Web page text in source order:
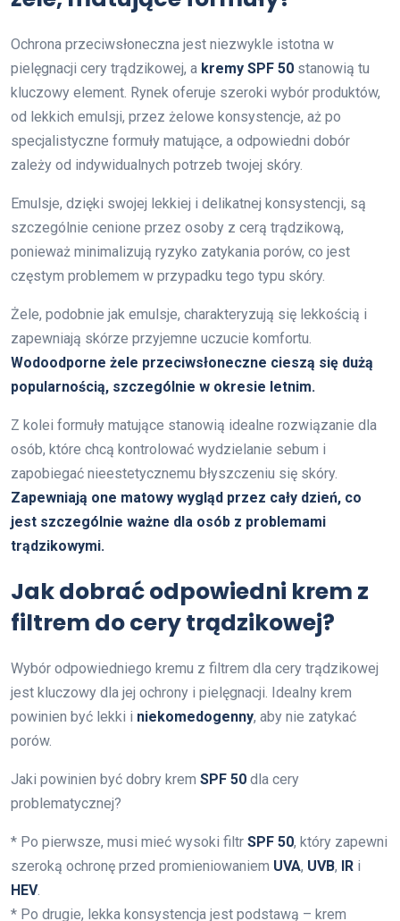
Ochrona przeciwsłoneczna jest niezwykle istotna w
pielęgnacji cery trądzikowej, a kremy SPF 50 stanowią tu
kluczowy element. Rynek oferuje szeroki wybór produktów,
od lekkich emulsji, przez żelowe konsystencje, aż po
specjalistyczne formuły matujące, a odpowiedni dobór
zależy od indywidualnych potrzeb twojej skóry.
Emulsje, dzięki swojej lekkiej i delikatnej konsystencji, są
szczególnie cenione przez osoby z cerą trądzikową,
ponieważ minimalizują ryzyko zatykania porów, co jest
częstym problemem w przypadku tego typu skóry.
Żele, podobnie jak emulsje, charakteryzują się lekkością i
zapewniają skórze przyjemne uczucie komfortu.
Wodoodporne żele przeciwsłoneczne cieszą się dużą
popularnością, szczególnie w okresie letnim.
Z kolei formuły matujące stanowią idealne rozwiązanie dla
osób, które chcą kontrolować wydzielanie sebum i
zapobiegać nieestetycznemu błyszczeniu się skóry.
Zapewniają one matowy wygląd przez cały dzień, co
jest szczególnie ważne dla osób z problemami
trądzikowymi.
Jak dobrać odpowiedni krem z
filtrem do cery trądzikowej?
Wybór odpowiedniego kremu z filtrem dla cery trądzikowej
jest kluczowy dla jej ochrony i pielęgnacji. Idealny krem
powinien być lekki i niekomedogenny, aby nie zatykać
porów.
Jaki powinien być dobry krem SPF 50 dla cery
problematycznej?
* Po pierwsze, musi mieć wysoki filtr SPF 50, który zapewni
szeroką ochronę przed promieniowaniem UVA, UVB, IR i
HEV.
* Po drugie, lekka konsystencja jest podstawą – krem